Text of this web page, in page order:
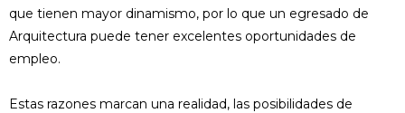
que tienen mayor dinamismo, por lo que un egresado de
Arquitectura puede tener excelentes oportunidades de
empleo.
Estas razones marcan una realidad, las posibilidades de